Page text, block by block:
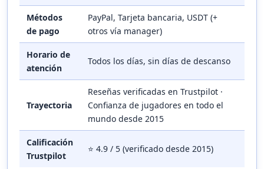
Métodos
de pago
PayPal, Tarjeta bancaria, USDT (+
otros vía manager)
Horario de
atención
Todos los días, sin días de descanso
Trayectoria
Reseñas verificadas en Trustpilot ·
Confianza de jugadores en todo el
mundo desde 2015
Calificación
Trustpilot
⭐ 4.9 / 5 (verificado desde 2015)